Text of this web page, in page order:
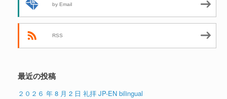
by Email
RSS
最近の投稿
２０２６ 年 8 月 2 日 礼拝 JP-EN bilingual